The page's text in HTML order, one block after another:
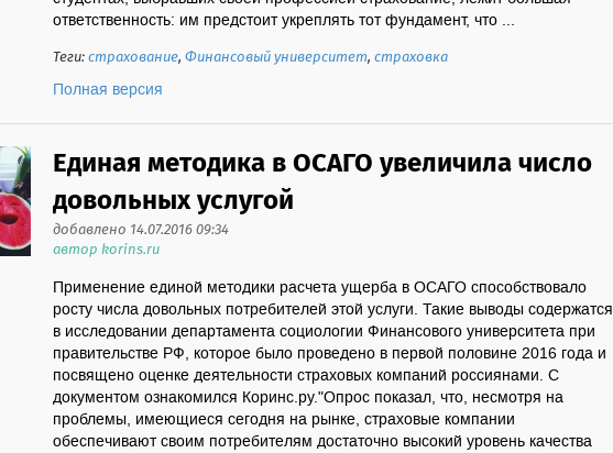
ответственность: им предстоит укреплять тот фундамент, что ...
Теги:страхование,Финансовый университет,страховка
Полная версия
Единая методика в ОСАГО увеличила число
довольных услугой
добавлено 14.07.2016 09:34
автор korins.ru
Применение единой методики расчета ущерба в ОСАГО способствовало
росту числа довольных потребителей этой услуги. Такие выводы содержатся
в исследовании департамента социологии Финансового университета при
правительстве РФ, которое было проведено в первой половине 2016 года и
посвящено оценке деятельности страховых компаний россиянами. С
документом ознакомился Коринс.ру."Опрос показал, что, несмотря на
проблемы, имеющиеся сегодня на рынке, страховые компании
обеспечивают своим потребителям достаточно высокий уровень качества